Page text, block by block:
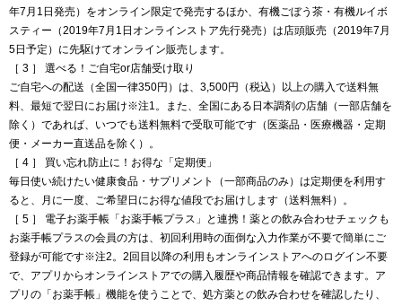
年7月1日発売）をオンライン限定で発売するほか、有機ごぼう茶・有機ルイボ
スティー（2019年7月1日オンラインストア先行発売）は店頭販売（2019年7月
5日予定）に先駆けてオンライン販売します。
［ 3 ］ 選べる！ご自宅or店舗受け取り
ご自宅への配送（全国一律350円）は、3,500円（税込）以上の購入で送料無
料、最短で翌日にお届け※注1。また、全国にある日本調剤の店舗（一部店舗を
除く）であれば、いつでも送料無料で受取可能です（医薬品・医療機器・定期
便・メーカー直送品を除く）。
［ 4 ］ 買い忘れ防止に！お得な「定期便」
毎日使い続けたい健康食品・サプリメント（一部商品のみ）は定期便を利用す
ると、月に一度、ご希望日にお得な値段でお届けします（送料無料）。
［ 5 ］ 電子お薬手帳「お薬手帳プラス」と連携！薬との飲み合わせチェックも
お薬手帳プラスの会員の方は、初回利用時の面倒な入力作業が不要で簡単にご
登録が可能です※注2。2回目以降の利用もオンラインストアへのログイン不要
で、アプリからオンラインストアでの購入履歴や商品情報を確認できます。ア
プリの「お薬手帳」機能を使うことで、処方薬との飲み合わせを確認したり、